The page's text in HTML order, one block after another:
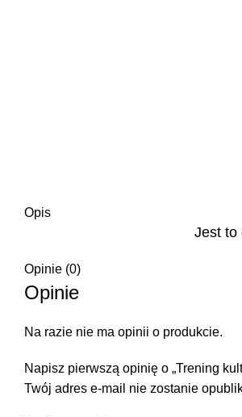
Opis
Jest to
Opinie (0)
Opinie
Na razie nie ma opinii o produkcie.
Napisz pierwszą opinię o „Trening
Twój adres e-mail nie zostanie